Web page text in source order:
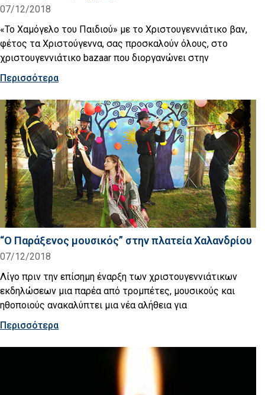
07/12/2018
«Το Χαμόγελο του Παιδιού» με το Χριστουγεννιάτικο βαν,
φέτος τα Χριστούγεννα, σας προσκαλούν όλους, στο
χριστουγεννιάτικο bazaar που διοργανώνει στην
Περισσότερα
“Ο Παράξενος μουσικός” στην πλατεία Χαλανδρίου
07/12/2018
Λίγο πριν την επίσημη έναρξη των χριστουγεννιάτικων
εκδηλώσεων μια παρέα από τρομπέτες, μουσικούς και
ηθοποιούς ανακαλύπτει μια νέα αλήθεια για
Περισσότερα